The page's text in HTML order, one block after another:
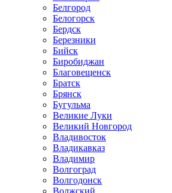
Белгород
Белогорск
Бердск
Березники
Бийск
Биробиджан
Благовещенск
Братск
Брянск
Бугульма
Великие Луки
Великий Новгород
Владивосток
Владикавказ
Владимир
Волгоград
Волгодонск
Волжский